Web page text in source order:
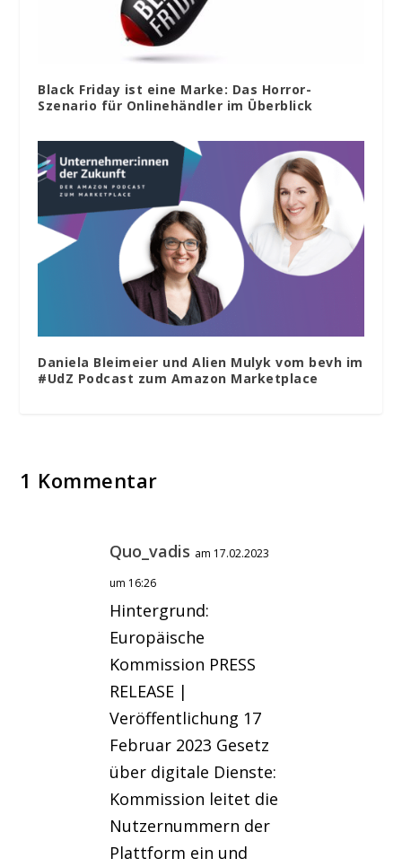
Black Friday ist eine Marke: Das Horror-
Szenario für Onlinehändler im Überblick
Daniela Bleimeier und Alien Mulyk vom bevh im
#UdZ Podcast zum Amazon Marketplace
1 Kommentar
Quo_vadis am 17.02.2023
um 16:26
Hintergrund:
Europäische
Kommission PRESS
RELEASE |
Veröffentlichung 17
Februar 2023 Gesetz
über digitale Dienste:
Kommission leitet die
Nutzernummern der
Plattform ein und